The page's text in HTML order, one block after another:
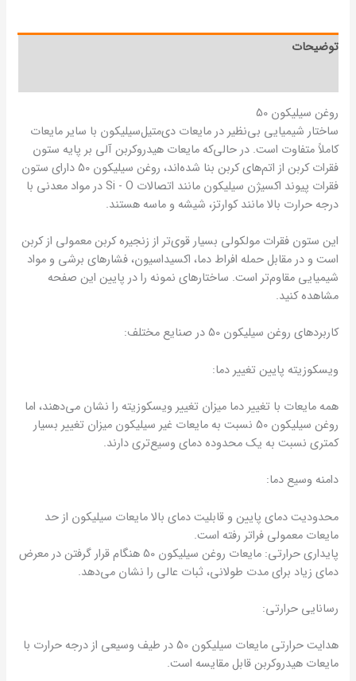
توضیحات
روغن سیلیکون 50
ساختار شیمیایی بی‌نظیر در مایعات دی‌متیل‌سیلیکون با سایر مایعات
کاملاً متفاوت است. در حالی‌که مایعات هیدروکربن آلی بر پایه ستون
فقرات کربن از اتم‌های کربن بنا شده‌اند، روغن سیلیکون 50 دارای ستون
فقرات پیوند اکسیژن سیلیکون مانند اتصالات Si ‐ O در مواد معدنی با
درجه حرارت بالا مانند کوارتز، شیشه و ماسه هستند.
این ستون فقرات مولکولی بسیار قوی‌تر از زنجیره کربن معمولی از کربن
است و در مقابل حمله افراط دما، اکسیداسیون، فشارهای برشی و مواد
شیمیایی مقاوم‌تر است. ساختارهای نمونه را در پایین این صفحه
مشاهده کنید.
کاربردهای روغن سیلیکون 50 در صنایع مختلف:
ویسکوزیته پایین تغییر دما:
همه مایعات با تغییر دما میزان تغییر ویسکوزیته را نشان می‌دهند، اما
روغن سیلیکون 50 نسبت به مایعات غیر سیلیکون میزان تغییر بسیار
کمتری نسبت به یک محدوده دمای وسیع‌تری دارند.
دامنه وسیع دما:
محدودیت دمای پایین و قابلیت دمای بالا مایعات سیلیکون از حد
مایعات معمولی فراتر رفته است.
پایداری حرارتی: مایعات روغن سیلیکون 50 هنگام قرار گرفتن در معرض
دمای زیاد برای مدت طولانی، ثبات عالی را نشان می‌دهد.
رسانایی حرارتی:
هدایت حرارتی مایعات سیلیکون 50 در طیف وسیعی از درجه حرارت با
مایعات هیدروکربن قابل مقایسه است.